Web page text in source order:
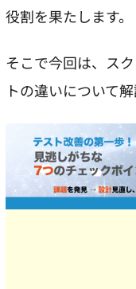
役割を果たします。
そこで今回は、ス
トの違いについて